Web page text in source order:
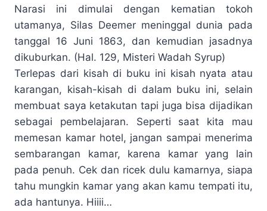
Narasi ini dimulai dengan kematian tokoh
utamanya, Silas Deemer meninggal dunia pada
tanggal 16 Juni 1863, dan kemudian jasadnya
dikuburkan. (Hal. 129, Misteri Wadah Syrup)
Terlepas dari kisah di buku ini kisah nyata atau
karangan, kisah-kisah di dalam buku ini, selain
membuat saya ketakutan tapi juga bisa dijadikan
sebagai pembelajaran. Seperti saat kita mau
memesan kamar hotel, jangan sampai menerima
sembarangan kamar, karena kamar yang lain
pada penuh. Cek dan ricek dulu kamarnya, siapa
tahu mungkin kamar yang akan kamu tempati itu,
ada hantunya. Hiiii…